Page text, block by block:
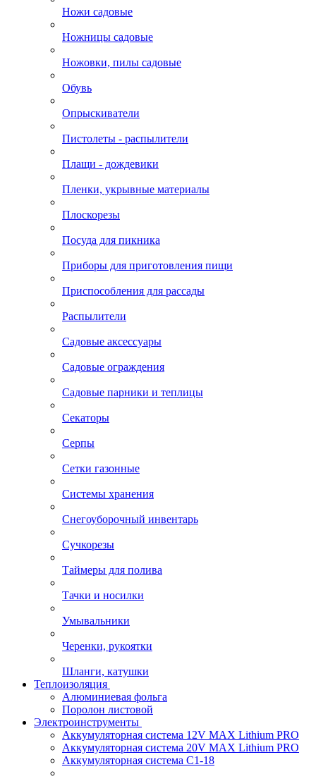
Ножи садовые
Ножницы садовые
Ножовки, пилы садовые
Обувь
Опрыскиватели
Пистолеты - распылители
Плащи - дождевики
Пленки, укрывные материалы
Плоскорезы
Посуда для пикника
Приборы для приготовления пищи
Приспособления для рассады
Распылители
Садовые аксессуары
Садовые ограждения
Садовые парники и теплицы
Секаторы
Серпы
Сетки газонные
Системы хранения
Снегоуборочный инвентарь
Сучкорезы
Таймеры для полива
Тачки и носилки
Умывальники
Черенки, рукоятки
Шланги, катушки
Теплоизоляция
Алюминиевая фольга
Поролон листовой
Электроинструменты
Аккумуляторная система 12V MAX Lithium PRO
Аккумуляторная система 20V MAX Lithium PRO
Аккумуляторная система С1-18